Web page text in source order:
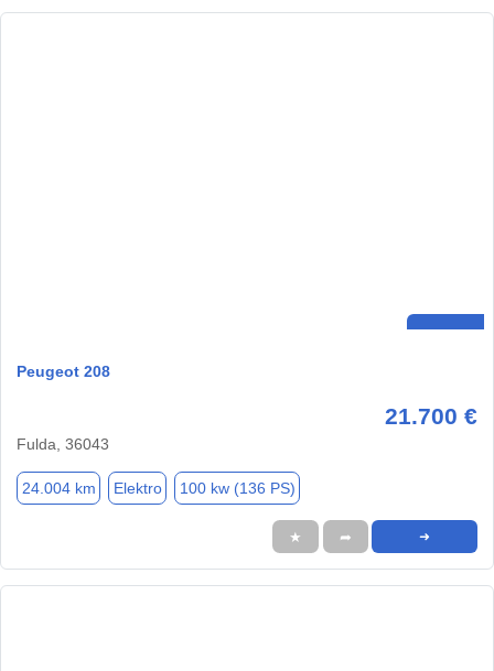
Peugeot 208
21.700 €
Fulda, 36043
24.004 km Elektro 100 kw (136 PS)
★ ➦ ➜